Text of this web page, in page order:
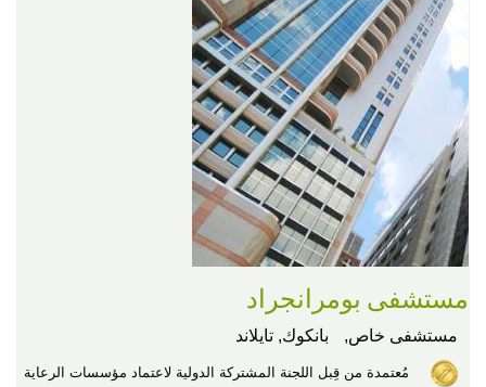
مستشفى بومرانجراد
مستشفى خاص, بانكوك, تايلاند
مُعتمدة من قِبل اللجنة المشتركة الدولية لاعتماد مؤسسات الرعاية